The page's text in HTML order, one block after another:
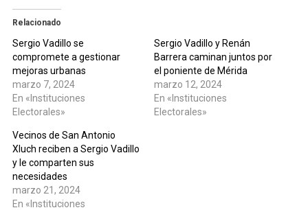
Relacionado
Sergio Vadillo se
compromete a gestionar
mejoras urbanas
marzo 7, 2024
En «Instituciones
Electorales»
Sergio Vadillo y Renán
Barrera caminan juntos por
el poniente de Mérida
marzo 12, 2024
En «Instituciones
Electorales»
Vecinos de San Antonio
Xluch reciben a Sergio Vadillo
y le comparten sus
necesidades
marzo 21, 2024
En «Instituciones